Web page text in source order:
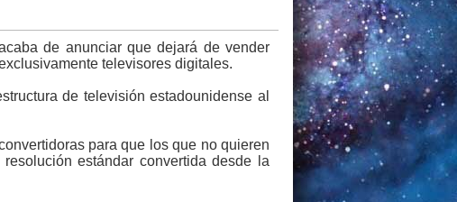
de anunciar que dejará de vender
televisores digitales.
de televisión estadounidense al
para que los que no quieren
estándar convertida desde la